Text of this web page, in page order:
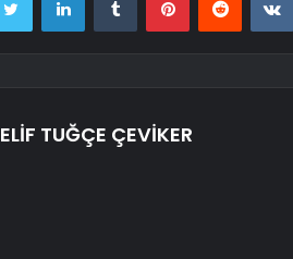
ELİF TUĞÇE ÇEVİKER